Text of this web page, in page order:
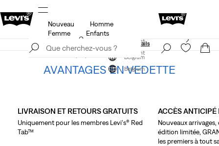
Politique de livraison et de retours Mise à jour
S'inscrire maintenant
Belgium
Nouveau
Homme
Femme
Enfants
Levi's App. Le meilleur de Levi’s®, sur mesure,
Détails
S'inscrire maintenant
Belgium
AVANTAGES EN VEDETTE
LIVRAISON ET RETOURS GRATUITS
Uniquement pour les membres Levi's® Red
Tab™
ACCÈS ANTICIPÉ
Nouveaux
édition limitée,
les premiers à tout